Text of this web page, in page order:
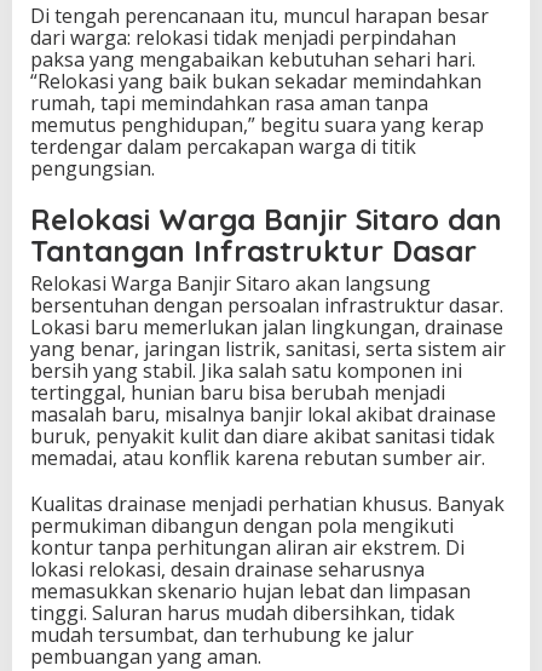
Di tengah perencanaan itu, muncul harapan besar
dari warga: relokasi tidak menjadi perpindahan
paksa yang mengabaikan kebutuhan sehari hari.
“Relokasi yang baik bukan sekadar memindahkan
rumah, tapi memindahkan rasa aman tanpa
memutus penghidupan,” begitu suara yang kerap
terdengar dalam percakapan warga di titik
pengungsian.
Relokasi Warga Banjir Sitaro dan
Tantangan Infrastruktur Dasar
Relokasi Warga Banjir Sitaro akan langsung
bersentuhan dengan persoalan infrastruktur dasar.
Lokasi baru memerlukan jalan lingkungan, drainase
yang benar, jaringan listrik, sanitasi, serta sistem air
bersih yang stabil. Jika salah satu komponen ini
tertinggal, hunian baru bisa berubah menjadi
masalah baru, misalnya banjir lokal akibat drainase
buruk, penyakit kulit dan diare akibat sanitasi tidak
memadai, atau konflik karena rebutan sumber air.
Kualitas drainase menjadi perhatian khusus. Banyak
permukiman dibangun dengan pola mengikuti
kontur tanpa perhitungan aliran air ekstrem. Di
lokasi relokasi, desain drainase seharusnya
memasukkan skenario hujan lebat dan limpasan
tinggi. Saluran harus mudah dibersihkan, tidak
mudah tersumbat, dan terhubung ke jalur
pembuangan yang aman.